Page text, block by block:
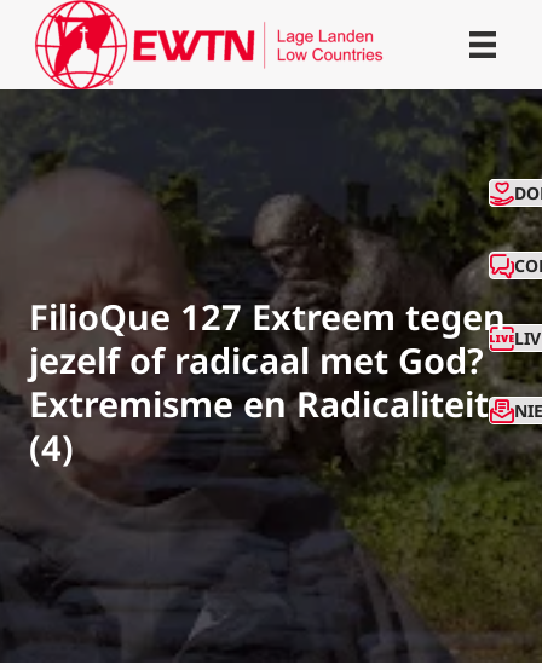
FilioQue 127 Extreem tegen
jezelf of radicaal met God?
Extremisme en Radicaliteit
(4)